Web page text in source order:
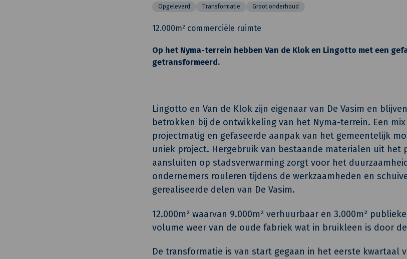
Opgeleverd Transformatie Groot onderhoud
12.000m² commerciële ruimte
Op het Nyma-terrein hebben Van de Klok en Lingotto met een
getransformeerd.
Lingotto en Van de Klok zijn eigenaar van De Vasim en
betrokken bij de ontwikkeling van het Nyma-terrein. Een
projectmatig en gefaseerde aanpak van het gemeentelijk
uniek project. Hergebruik van bestaande materialen uit het
aansluiten op stadsverwarming zorgt voor het
ondernemers rouleren tijdens de werkzaamheden en
gerealiseerde delen van De Vasim.
12.000m² waarvan 9.000m² verhuurbaar en 3.000m²
volume weer van de oude fabriek wat in bruikleen is door
De transformatie is van start gegaan in het eerste kwartaal